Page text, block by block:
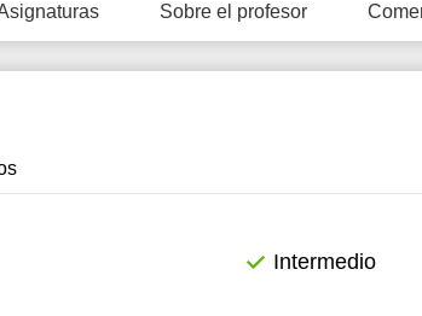
Sobre el profesor
Intermedio